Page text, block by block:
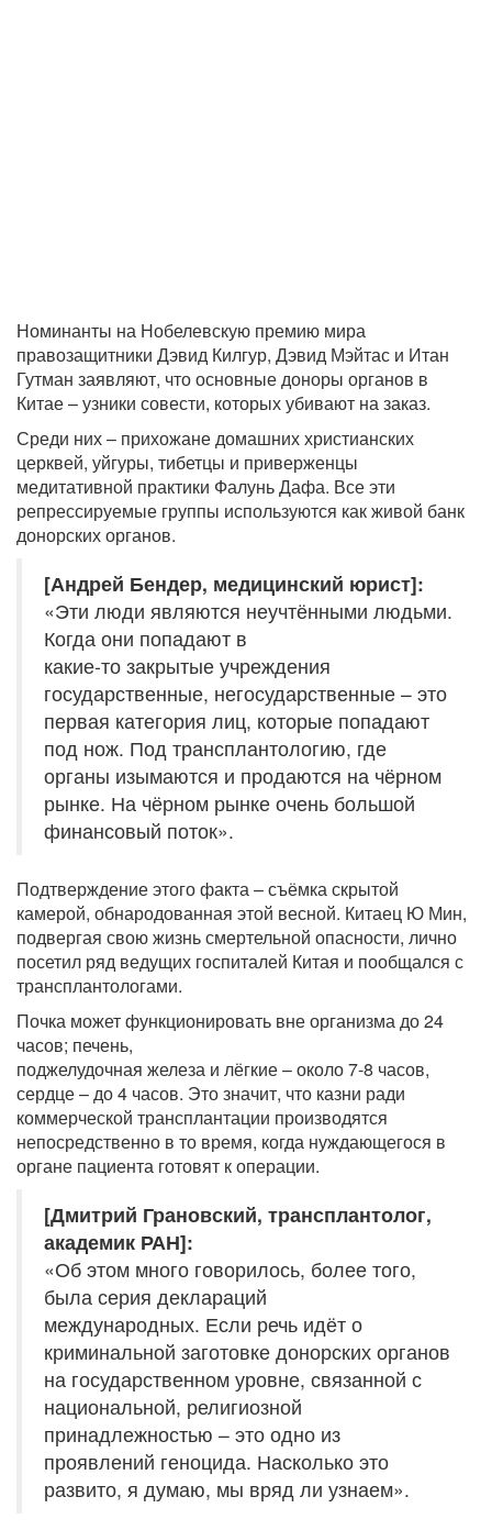
Номинанты на Нобелевскую премию мира
правозащитники Дэвид Килгур, Дэвид Мэйтас и Итан
Гутман заявляют, что основные доноры органов в
Китае – узники совести, которых убивают на заказ.
Среди них – прихожане домашних христианских
церквей, уйгуры, тибетцы и приверженцы
медитативной практики Фалунь Дафа. Все эти
репрессируемые группы используются как живой банк
донорских органов.
[Андрей Бендер, медицинский юрист]:
«Эти люди являются неучтёнными людьми.
Когда они попадают в
какие-то закрытые учреждения
государственные, негосударственные – это
первая категория лиц, которые попадают
под нож. Под трансплантологию, где
органы изымаются и продаются на чёрном
рынке. На чёрном рынке очень большой
финансовый поток».
Подтверждение этого факта – съёмка скрытой
камерой, обнародованная этой весной. Китаец Ю Мин,
подвергая свою жизнь смертельной опасности, лично
посетил ряд ведущих госпиталей Китая и пообщался с
трансплантологами.
Почка может функционировать вне организма до 24
часов; печень,
поджелудочная железа и лёгкие – около 7-8 часов,
сердце – до 4 часов. Это значит, что казни ради
коммерческой трансплантации производятся
непосредственно в то время, когда нуждающегося в
органе пациента готовят к операции.
[Дмитрий Грановский, трансплантолог,
академик РАН]:
«Об этом много говорилось, более того,
была серия деклараций
международных. Если речь идёт о
криминальной заготовке донорских органов
на государственном уровне, связанной с
национальной, религиозной
принадлежностью – это одно из
проявлений геноцида. Насколько это
развито, я думаю, мы вряд ли узнаем».